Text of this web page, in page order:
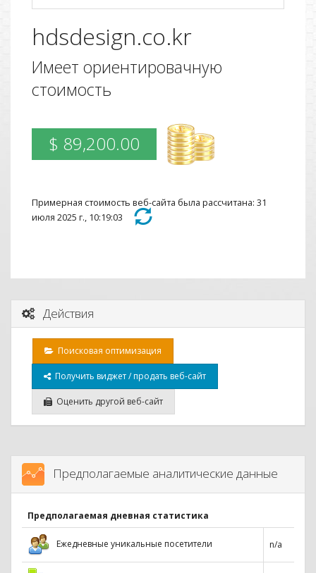
hdsdesign.co.kr
Имеет ориентировачную
стоимость
$ 89,200.00
Примерная стоимость веб-сайта была рассчитана: 31
июля 2025 г., 10:19:03
Действия
Поисковая оптимизация
Получить виджет / продать веб-сайт
Оценить другой веб-сайт
Предполагаемые аналитические данные
Предполагаемая дневная статистика
Ежедневные уникальные посетители n/a